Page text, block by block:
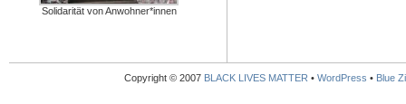
Solidarität von Anwohner*innen
Copyright © 2007 BLACK LIVES MATTER • WordPress • Blue